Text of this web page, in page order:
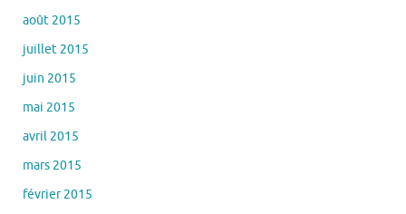
août 2015
juillet 2015
juin 2015
mai 2015
avril 2015
mars 2015
février 2015